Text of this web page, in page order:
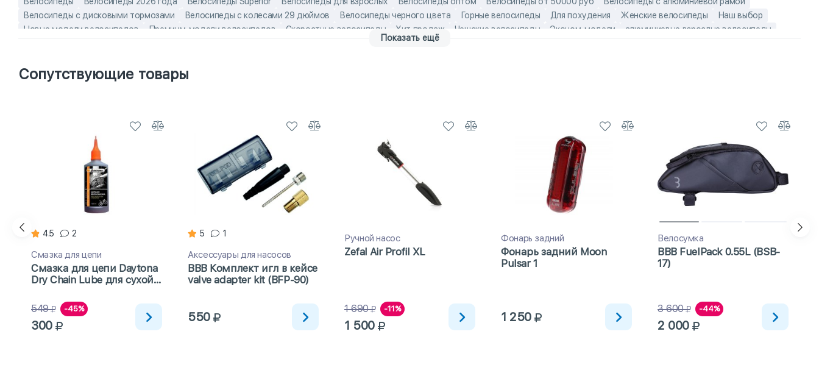
Велосипеды с дисковыми тормозами
Велосипеды с колесами 29 дюймов Велосипеды черного цвета Горные велосипеды Для похудения Женские велосипеды
Наш выбор
Новые модели велосипедов
Премиум-модели велосипедов Скоростные велосипеды Хит продаж Чешские велосипеды Эконом-модели
алюминиевые взрослые велосипеды
Горные велосипеды для взрослых
лёгкие взрослые велосипеды
Легкие женские велосипеды
Показать ещё
Сопутствующие товары
4.5 2
Смазка для цепи
Смазка для цепи Daytona
Dry Chain Lube для сухой
549 -45%
300
5 1
Аксессуары для насосов
BBB Комплект игл в кейсе
valve adapter kit (BFP-90)
550
Ручной насос
Zefal Air Profil XL
1 690 -11%
1 500
Фонарь задний
Фонарь задний Moon
Pulsar 1
1 250
Велосумка
BBB FuelPack 0.55L (BSB-
17)
3 600 -44%
2 000